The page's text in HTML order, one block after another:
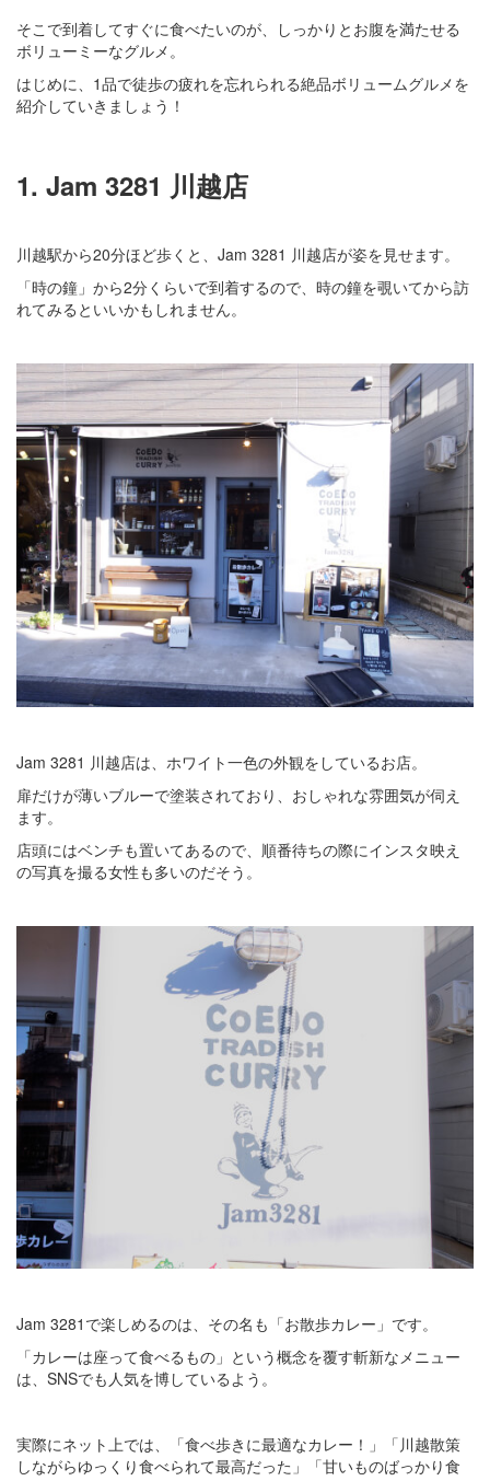
そこで到着してすぐに食べたいのが、しっかりとお腹を満たせる
ボリューミーなグルメ。
はじめに、1品で徒歩の疲れを忘れられる絶品ボリュームグルメを
紹介していきましょう！
1. Jam 3281 川越店
川越駅から20分ほど歩くと、Jam 3281 川越店が姿を見せます。
「時の鐘」から2分くらいで到着するので、時の鐘を覗いてから訪
れてみるといいかもしれません。
Jam 3281 川越店は、ホワイト一色の外観をしているお店。
扉だけが薄いブルーで塗装されており、おしゃれな雰囲気が伺え
ます。
店頭にはベンチも置いてあるので、順番待ちの際にインスタ映え
の写真を撮る女性も多いのだそう。
Jam 3281で楽しめるのは、その名も「お散歩カレー」です。
「カレーは座って食べるもの」という概念を覆す斬新なメニュー
は、SNSでも人気を博しているよう。
実際にネット上では、「食べ歩きに最適なカレー！」「川越散策
しながらゆっくり食べられて最高だった」「甘いものばっかり食